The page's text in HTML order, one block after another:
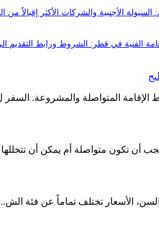
الأجنبية والشركات الأكثر إقبالاً من
الإقامة المتواصلة والمشروعة. السفر
السن، الأسعار تختلف تماماً عن فئة